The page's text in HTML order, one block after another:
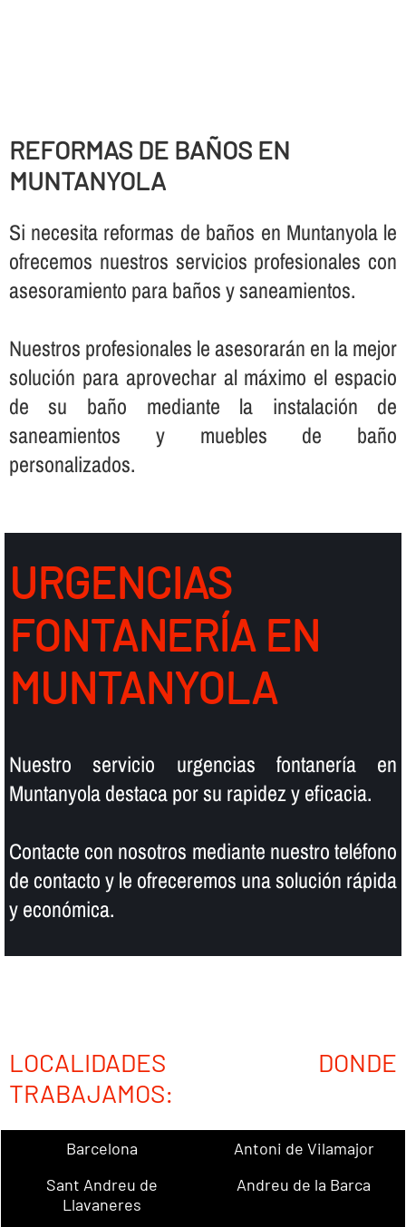
REFORMAS DE BAÑOS EN
MUNTANYOLA
Si necesita reformas de baños en Muntanyola le
ofrecemos nuestros servicios profesionales con
asesoramiento para baños y saneamientos.
Nuestros profesionales le asesorarán en la mejor
solución para aprovechar al máximo el espacio
de su baño mediante la instalación de
saneamientos y muebles de baño
personalizados.
URGENCIAS
FONTANERÍ­A EN
MUNTANYOLA
Nuestro servicio urgencias fontanerí­a en
Muntanyola destaca por su rapidez y eficacia.
Contacte con nosotros mediante nuestro teléfono
de contacto y le ofreceremos una solución rápida
y económica.
LOCALIDADES DONDE
TRABAJAMOS:
Barcelona
Antoni de Vilamajor
Sant Andreu de
Llavaneres
Andreu de la Barca